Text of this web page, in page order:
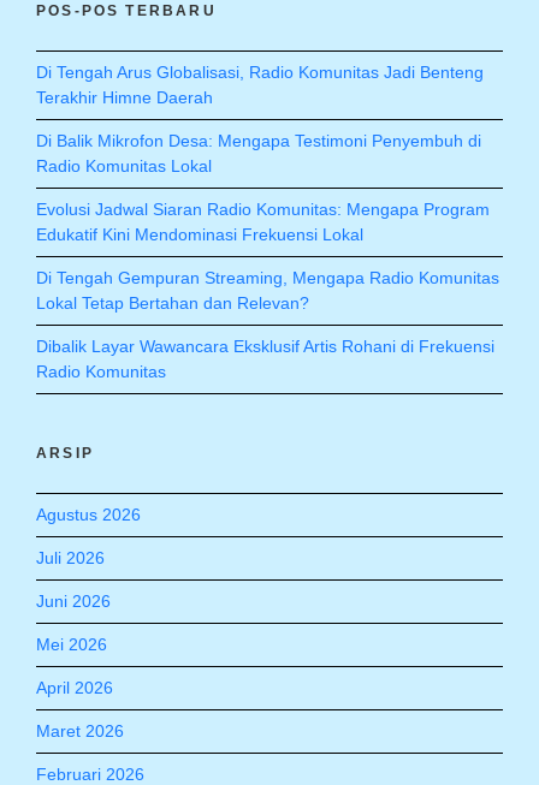
POS-POS TERBARU
Di Tengah Arus Globalisasi, Radio Komunitas Jadi Benteng
Terakhir Himne Daerah
Di Balik Mikrofon Desa: Mengapa Testimoni Penyembuh di
Radio Komunitas Lokal
Evolusi Jadwal Siaran Radio Komunitas: Mengapa Program
Edukatif Kini Mendominasi Frekuensi Lokal
Di Tengah Gempuran Streaming, Mengapa Radio Komunitas
Lokal Tetap Bertahan dan Relevan?
Dibalik Layar Wawancara Eksklusif Artis Rohani di Frekuensi
Radio Komunitas
ARSIP
Agustus 2026
Juli 2026
Juni 2026
Mei 2026
April 2026
Maret 2026
Februari 2026